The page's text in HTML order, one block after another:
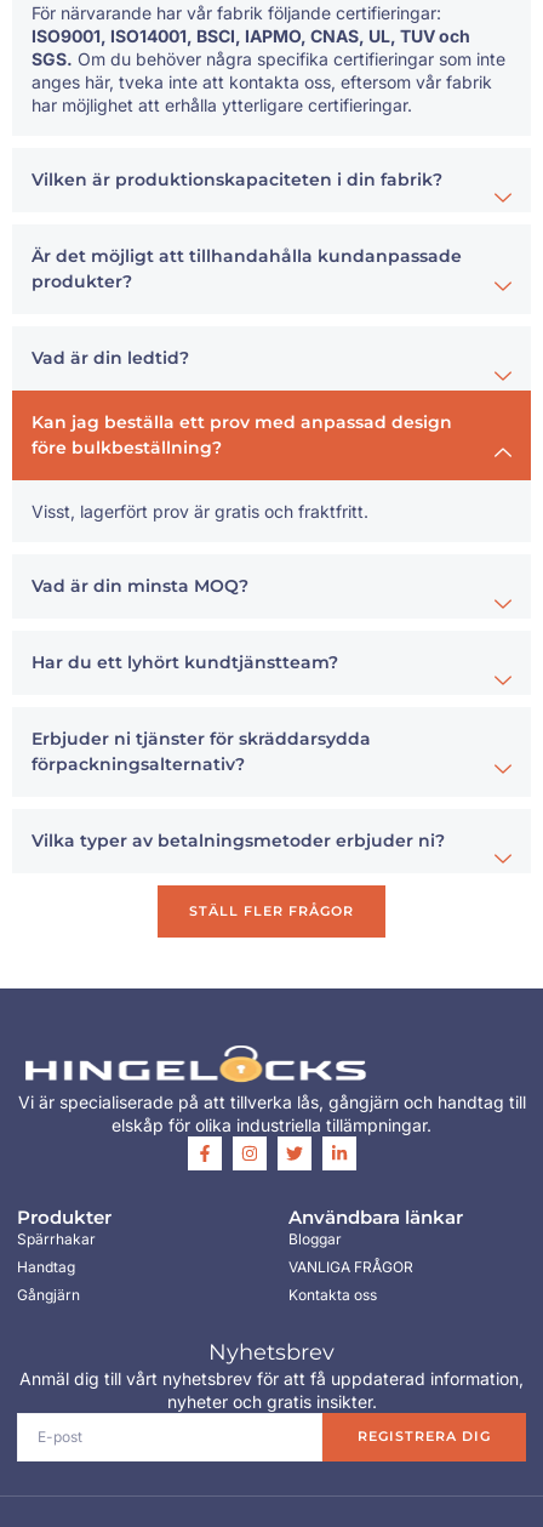
För närvarande har vår fabrik följande certifieringar:
ISO9001, ISO14001, BSCI, IAPMO, CNAS, UL, TUV och
SGS. Om du behöver några specifika certifieringar som inte
anges här, tveka inte att kontakta oss, eftersom vår fabrik
har möjlighet att erhålla ytterligare certifieringar.
Vilken är produktionskapaciteten i din fabrik?
Är det möjligt att tillhandahålla kundanpassade
produkter?
Vad är din ledtid?
Kan jag beställa ett prov med anpassad design
före bulkbeställning?
Visst, lagerfört prov är gratis och fraktfritt.
Vad är din minsta MOQ?
Har du ett lyhört kundtjänstteam?
Erbjuder ni tjänster för skräddarsydda
förpackningsalternativ?
Vilka typer av betalningsmetoder erbjuder ni?
STÄLL FLER FRÅGOR
Vi är specialiserade på att tillverka lås, gångjärn och handtag till
elskåp för olika industriella tillämpningar.
Produkter
Spärrhakar
Handtag
Gångjärn
Användbara länkar
Bloggar
VANLIGA FRÅGOR
Kontakta oss
Nyhetsbrev
Anmäl dig till vårt nyhetsbrev för att få uppdaterad information,
nyheter och gratis insikter.
REGISTRERA DIG